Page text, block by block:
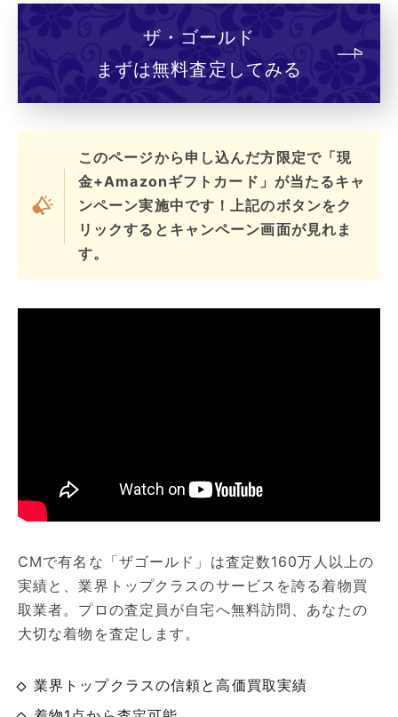
ザ・ゴールド
まずは無料査定してみる
このページから申し込んだ方限定で「現
金+Amazonギフトカード」が当たるキャ
ンペーン実施中です！上記のボタンをク
リックするとキャンペーン画面が見れま
す。
CMで有名な「ザゴールド」は査定数160万人以上の
実績と、業界トップクラスのサービスを誇る着物買
取業者。プロの査定員が自宅へ無料訪問、あなたの
大切な着物を査定します。
業界トップクラスの信頼と高価買取実績